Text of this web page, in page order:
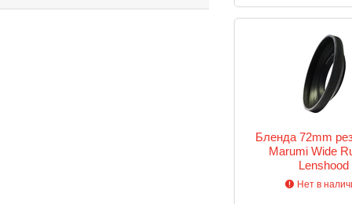
Бленда 72mm
Marumi Wide
Lenshood
Нет в